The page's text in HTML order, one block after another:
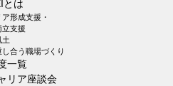
とは
形成支援・
立支援
土
合う職場づくり
一覧
リア座談会